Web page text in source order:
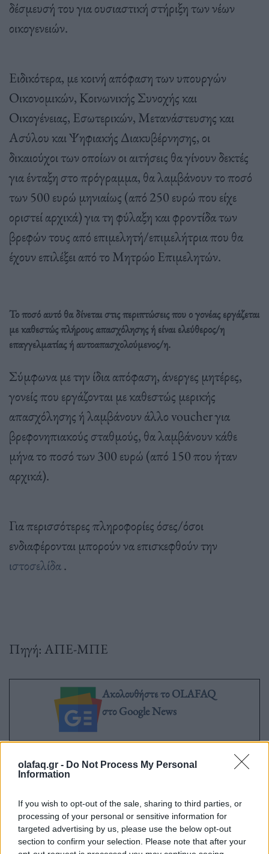
olafaq.gr - Do Not Process My Personal
Information
If you wish to opt-out of the sale, sharing to third parties, or
processing of your personal or sensitive information for
targeted advertising by us, please use the below opt-out
section to confirm your selection. Please note that after your
δέσμευσή του για ουσιαστική στήριξη των νέων
οικογενειών.
Ειδικότερα, με κοινή απόφαση των υπουργών
Οικονομικών, Κοινωνικής Συνοχής και
Οικογένειας, Εσωτερικών, Μετανάστευσης και
Ασύλου και Ψηφιακής Διακυβέρνησης, οι
δικαιούχοι των οποίων οι αιτήσεις θα γίνουν δεκτές
για ένταξη στο πρόγραμμα, θα λαμβάνουν το ποσό
των 500 ευρώ μηνιαίως (από 250 ευρώ που είχε
οριστεί αρχικά) για τη φύλαξη και φροντίδα των
βρεφών τους από επιμελητή/επιμελήτρια που θα
έχουν επιλέξει από το Μητρώο Επιμελητών.
Το ποσό αυτό θα δίνεται στις περιπτώσεις που ο γονέας εργάζεται
με καθεστώς πλήρους απασχόλησης ή είναι ελεύθερος/η
επαγγελματίας ή αυτοαπασχολούμενος/η.
Σύμφωνα με την ίδια απόφαση, άνεργες μητέρες,
γονείς που εργάζονται με καθεστώς μερικής
απασχόλησης ή λαμβάνουν άλλο voucher για
βρεφονηπιακούς σταθμούς, θα λαμβάνουν κάθε
μήνα το ποσό των 300 ευρώ (από 150 που ήταν
αρχικά).
Για περισσότερες πληροφορίες όσες/όσοι
ενδιαφέρονται μπορούν να επισκεφθούν την
ιστοσελίδα.
Πηγή: ΑΠΕ-ΜΠΕ
Ακολουθήστε το OLAFAQ
στο Google News
Ετικέτες : voucher νταντάδες,Νταντάδες Γειτονιάς,Νταντάδες